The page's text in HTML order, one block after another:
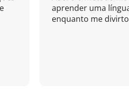
aprender uma
enquanto me